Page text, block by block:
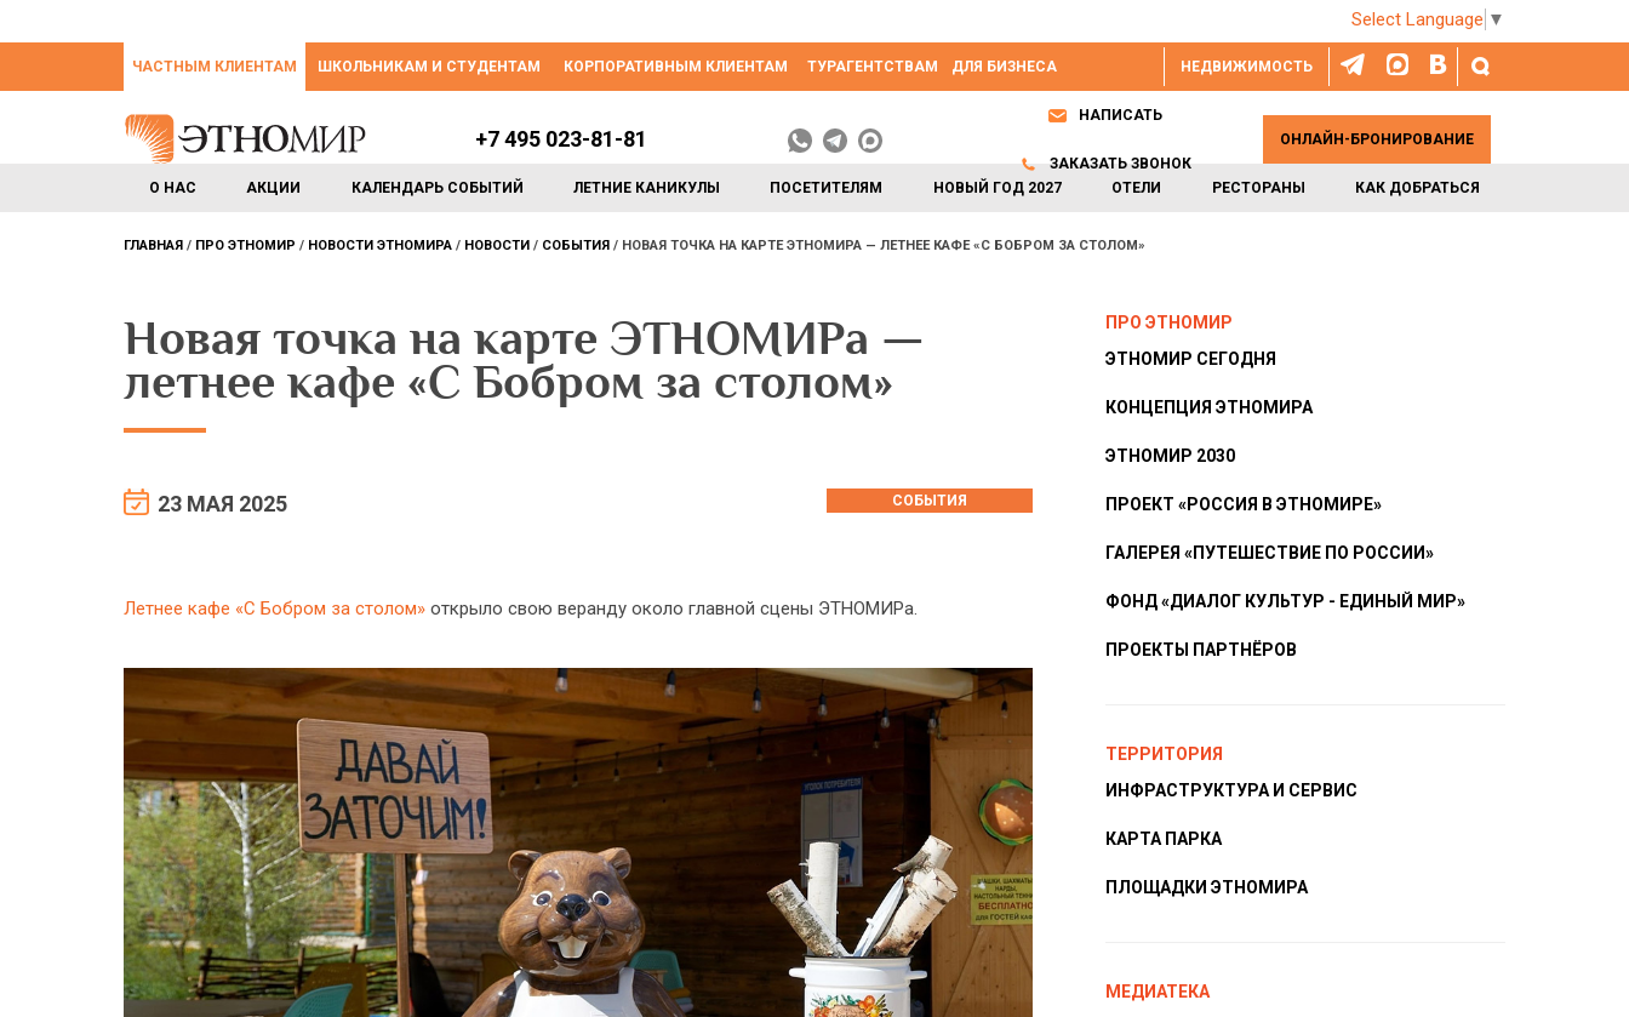
Select Language ▼
НЕДВИЖИМОСТЬ
ЧАСТНЫМ КЛИЕНТАМ ШКОЛЬНИКАМ И СТУДЕНТАМ КОРПОРАТИВНЫМ КЛИЕНТАМ ТУРАГЕНТСТВАМ ДЛЯ БИЗНЕСА
О НАС АКЦИИ КАЛЕНДАРЬ СОБЫТИЙ ЛЕТНИЕ КАНИКУЛЫ ПОСЕТИТЕЛЯМ НОВЫЙ ГОД 2027 ОТЕЛИ РЕСТОРАНЫ КАК ДОБРАТЬСЯ
+7 495 023-81-81
НАПИСАТЬ
ЗАКАЗАТЬ ЗВОНОК
ОНЛАЙН-БРОНИРОВАНИЕ
ГЛАВНАЯ ПРО ЭТНОМИР НОВОСТИ ЭТНОМИРА НОВОСТИ СОБЫТИЯ НОВАЯ ТОЧКА НА КАРТЕ ЭТНОМИРА — ЛЕТНЕЕ КАФЕ «С БОБРОМ ЗА СТОЛОМ»
Новая точка на карте ЭТНОМИРа —
летнее кафе «С Бобром за столом»
23 МАЯ 2025 СОБЫТИЯ
Летнее кафе «С Бобром за столом» открыло свою веранду около главной сцены ЭТНОМИРа.
ПРО ЭТНОМИР
ЭТНОМИР СЕГОДНЯ
КОНЦЕПЦИЯ ЭТНОМИРА
ЭТНОМИР 2030
ПРОЕКТ «РОССИЯ В ЭТНОМИРЕ»
ГАЛЕРЕЯ «ПУТЕШЕСТВИЕ ПО РОССИИ»
ФОНД «ДИАЛОГ КУЛЬТУР - ЕДИНЫЙ МИР»
ПРОЕКТЫ ПАРТНЁРОВ
ТЕРРИТОРИЯ
ИНФРАСТРУКТУРА И СЕРВИС
КАРТА ПАРКА
ПЛОЩАДКИ ЭТНОМИРА
МЕДИАТЕКА